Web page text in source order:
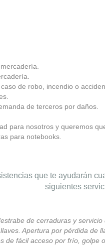
de robo, incendio o
de terceros por daños.
para nosotros y queremos
para notebooks.
que te ayudarán
siguientes
de cerraduras y
Apertura por pérdida de
de fácil acceso por frío, golpe